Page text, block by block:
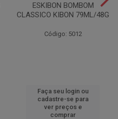
ESKIBON BOMBOM
CLASSICO KIBON 79ML/48G
Código: 5012
Faça seu login ou
cadastre-se para
ver preços e
comprar